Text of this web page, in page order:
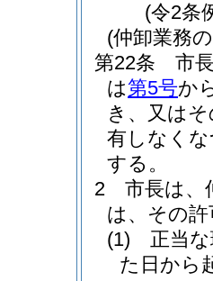
(令2条
(仲卸業務
第22条
市
は第5号か
き、又は
有しなく
する。
2
市長は、
は、その
(1)
正当
た日から